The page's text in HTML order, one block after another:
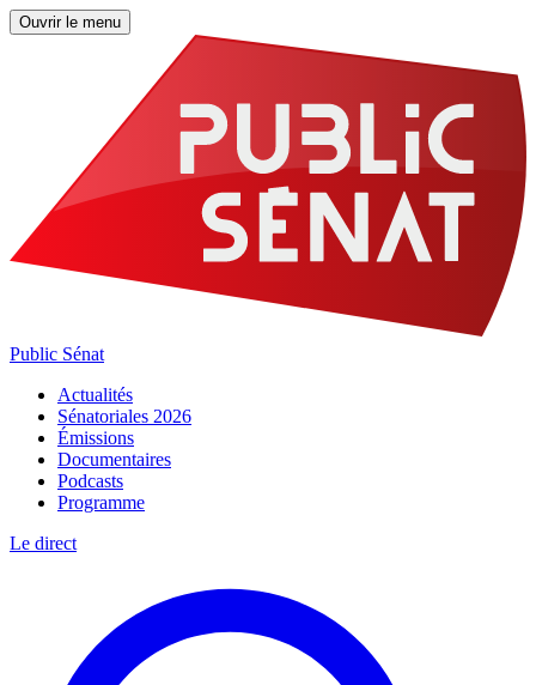
Ouvrir le menu
Public Sénat
Actualités
Sénatoriales 2026
Émissions
Documentaires
Podcasts
Programme
Le direct